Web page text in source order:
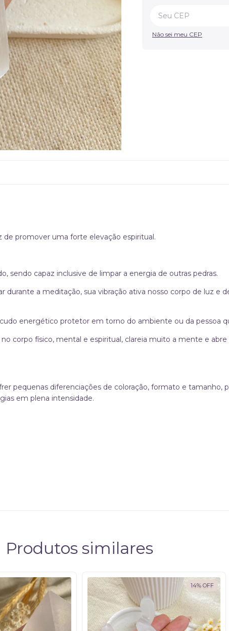
Não sei meu CEP
de promover uma forte elevação espiritual.
sendo capaz inclusive de limpar a energia de outras pedras.
durante a meditação, sua vibração ativa nosso corpo de luz e
energético protetor em torno do ambiente ou da pessoa
corpo físico, mental e espiritual, clareia muito a mente e
pequenas diferenciações de coloração, formato e tamanho,
em plena intensidade.
Produtos similares
14% OFF